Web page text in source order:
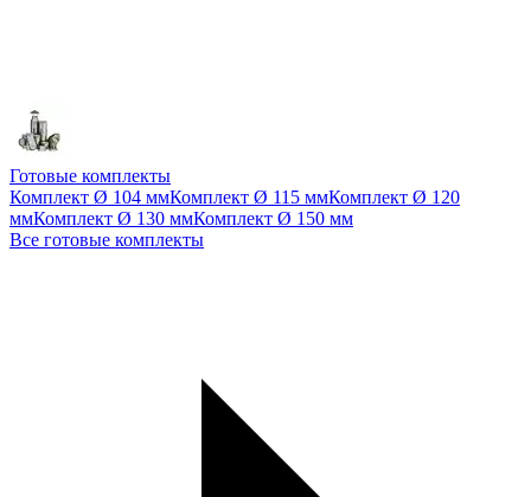
Готовые комплекты
Комплект Ø 104 ммКомплект Ø 115 ммКомплект Ø 120
ммКомплект Ø 130 ммКомплект Ø 150 мм
Все готовые комплекты